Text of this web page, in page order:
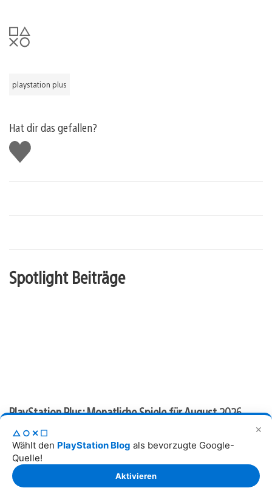
playstation plus
Hat dir das gefallen?
Gefällt
mir
✕
△○✕☐
Wählt den PlayStation Blog als bevorzugte Google-
Quelle!
Aktivieren
Spotlight Beiträge
PlayStation Plus: Monatliche Spiele für August 2026
Veröffentlichungsdatum:
28. Jul 2026